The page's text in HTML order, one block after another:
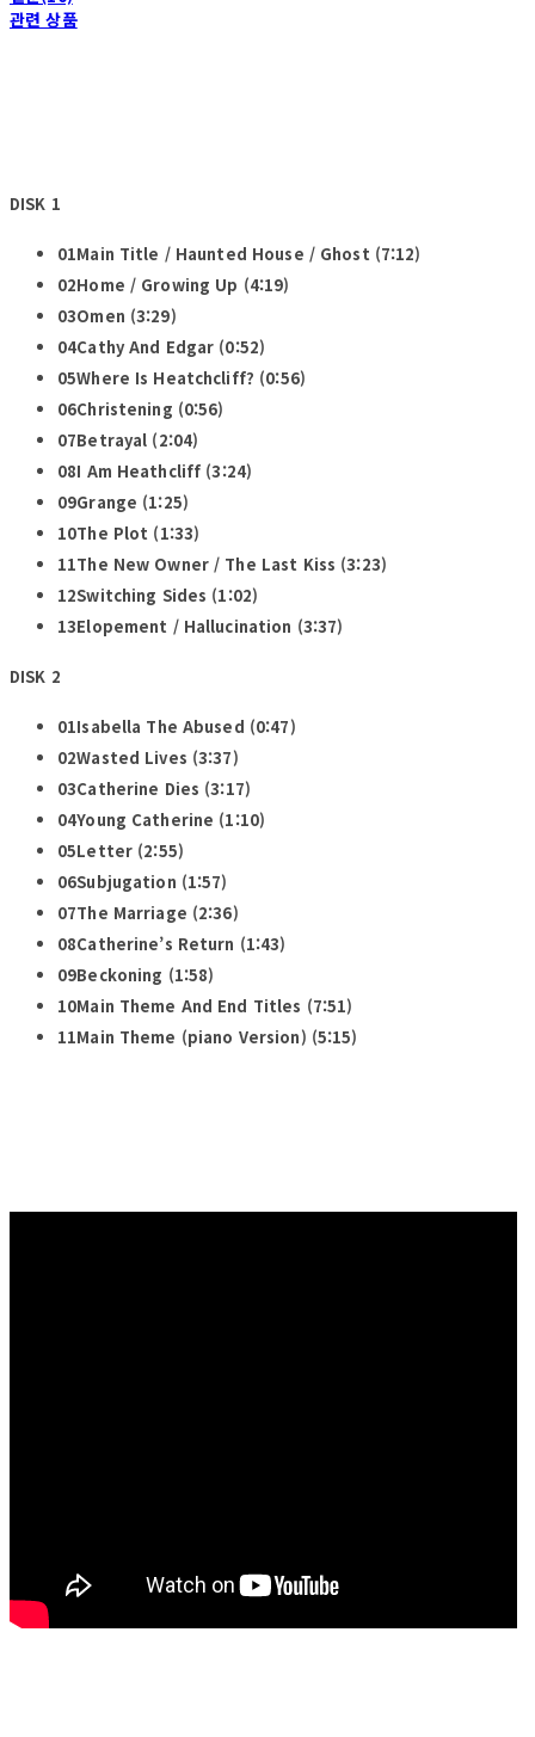
관련 상품
DISK 1
01Main Title / Haunted House / Ghost (7:12)
02Home / Growing Up (4:19)
03Omen (3:29)
04Cathy And Edgar (0:52)
05Where Is Heatchcliff? (0:56)
06Christening (0:56)
07Betrayal (2:04)
08I Am Heathcliff (3:24)
09Grange (1:25)
10The Plot (1:33)
11The New Owner / The Last Kiss (3:23)
12Switching Sides (1:02)
13Elopement / Hallucination (3:37)
DISK 2
01Isabella The Abused (0:47)
02Wasted Lives (3:37)
03Catherine Dies (3:17)
04Young Catherine (1:10)
05Letter (2:55)
06Subjugation (1:57)
07The Marriage (2:36)
08Catherine’s Return (1:43)
09Beckoning (1:58)
10Main Theme And End Titles (7:51)
11Main Theme (piano Version) (5:15)